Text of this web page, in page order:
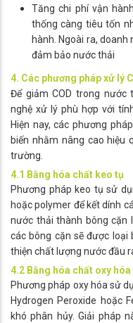
Tăng chi phí vận
thống càng tiêu tốn
hành. Ngoài ra,
đảm bảo nước thải
4. Các phương pháp xử lý
Để giảm COD trong nước
nghệ xử lý phù hợp với
Hiện nay, các phương
biến nhằm nâng cao hiệu
trường.
4.1 Bằng hóa chất keo tụ
Phương pháp keo tụ sử
hoặc polymer để kết dính
nước thải thành bông cặn
các bông cặn sẽ được loại
thiện chất lượng nước đầu
4.2 Bằng hóa chất oxy hóa
Phương pháp oxy hóa sử
Hydrogen Peroxide hoặc
khó phân hủy. Giải pháp